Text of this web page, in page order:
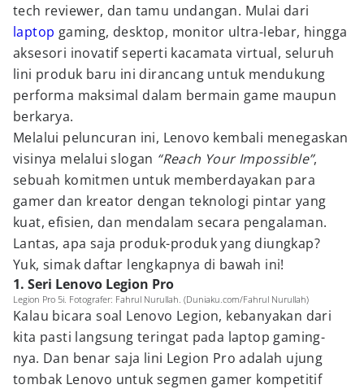
tech reviewer, dan tamu undangan. Mulai dari
laptop gaming, desktop, monitor ultra-lebar, hingga
aksesori inovatif seperti kacamata virtual, seluruh
lini produk baru ini dirancang untuk mendukung
performa maksimal dalam bermain game maupun
berkarya.
Melalui peluncuran ini, Lenovo kembali menegaskan
visinya melalui slogan “Reach Your Impossible”,
sebuah komitmen untuk memberdayakan para
gamer dan kreator dengan teknologi pintar yang
kuat, efisien, dan mendalam secara pengalaman.
Lantas, apa saja produk-produk yang diungkap?
Yuk, simak daftar lengkapnya di bawah ini!
1. Seri Lenovo Legion Pro
Legion Pro 5i. Fotografer: Fahrul Nurullah. (Duniaku.com/Fahrul Nurullah)
Kalau bicara soal Lenovo Legion, kebanyakan dari
kita pasti langsung teringat pada laptop gaming-
nya. Dan benar saja lini Legion Pro adalah ujung
tombak Lenovo untuk segmen gamer kompetitif